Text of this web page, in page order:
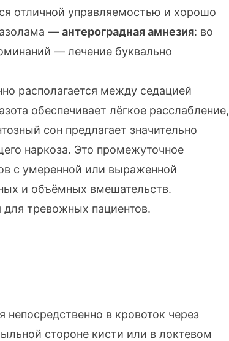
отличной управляемостью и хорошо
— антероградная амнезия: во
— лечение буквально
располагается между седацией
обеспечивает лёгкое расслабление,
сон предлагает значительно
наркоза. Это промежуточное
с умеренной или выраженной
и объёмных вмешательств.
для тревожных пациентов.
в кровоток через
стороне кисти или в локтевом